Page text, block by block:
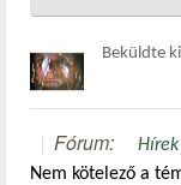
Beküldte
Fórum:
Nem kötelező a